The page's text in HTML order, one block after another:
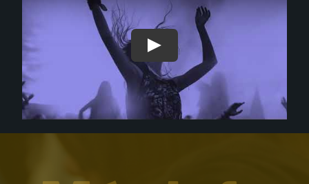
Play